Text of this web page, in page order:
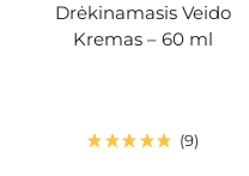
Drėkinamasis Veido
Kremas – 60 ml
9